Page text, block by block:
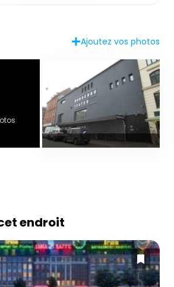
Ajoutez vos photos
endroit